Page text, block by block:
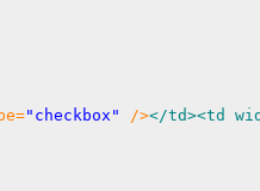
"checkbox" /></td><td